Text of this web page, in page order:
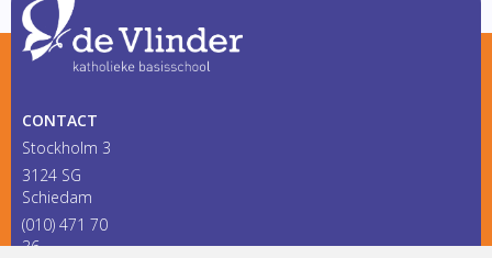
CONTACT
Stockholm 3
3124 SG
Schiedam
(010) 471 70
36